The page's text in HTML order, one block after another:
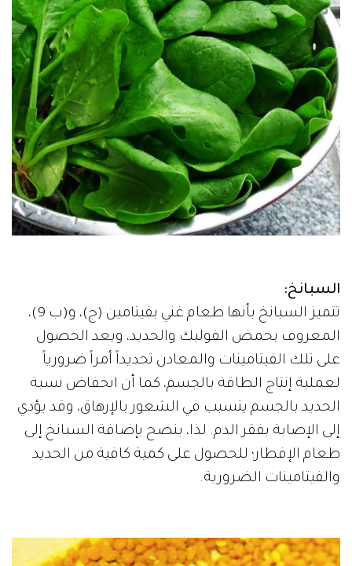
السبانخ:
تتميز السبانخ بأنها طعام غني بفيتامين (ج)، و(ب 9)،
المعروف بحمض الفوليك والحديد، ويعد الحصول
على تلك الفيتامينات والمعادن تحديداً أمراً ضرورياً
لعملية إنتاج الطاقة بالجسم، كما أن انخفاض نسبة
الحديد بالجسم يتسبب في الشعور بالإرهاق، وقد يؤدي
إلى الإصابة بفقر الدم. لذا، ينصح بإضافة السبانخ إلى
طعام الإفطار؛ للحصول على كمية كافية من الحديد
والفيتامينات الضرورية.